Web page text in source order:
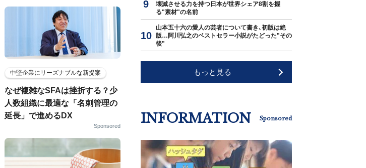
中堅企業にリーズナブルな新提案
なぜ複雑なSFAは挫折する？少
人数組織に最適な「名刺管理の
延長」で進めるDX
Sponsored
壊滅させる力を持つ日本が世界シェア8割を握
る"素材"の名前
山本五十六の愛人の芸者について書き､初版は絶
版…阿川弘之のベストセラー小説がたどった"その
後"
もっと見る
INFORMATION Sponsored